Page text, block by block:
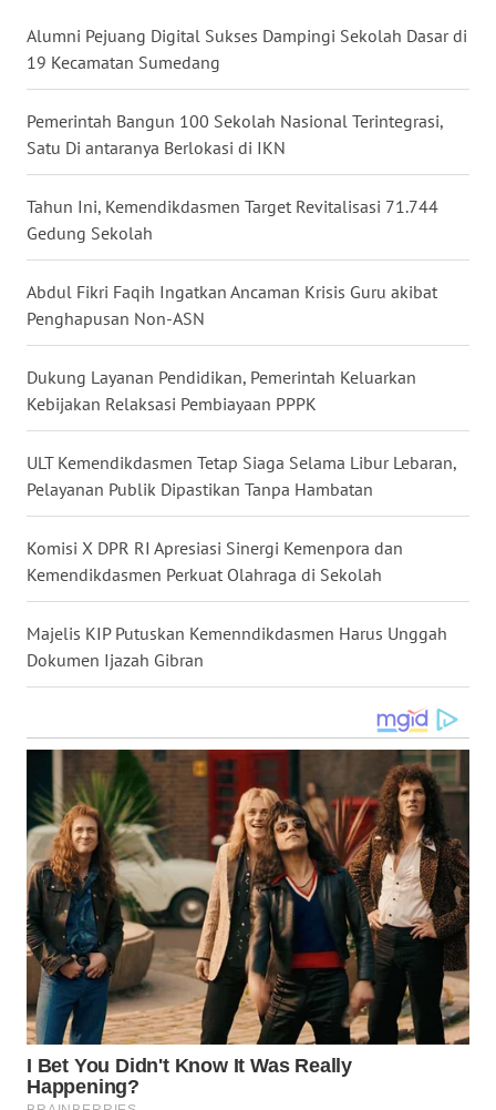
Alumni Pejuang Digital Sukses Dampingi Sekolah Dasar di
19 Kecamatan Sumedang
Pemerintah Bangun 100 Sekolah Nasional Terintegrasi,
Satu Di antaranya Berlokasi di IKN
Tahun Ini, Kemendikdasmen Target Revitalisasi 71.744
Gedung Sekolah
Abdul Fikri Faqih Ingatkan Ancaman Krisis Guru akibat
Penghapusan Non-ASN
Dukung Layanan Pendidikan, Pemerintah Keluarkan
Kebijakan Relaksasi Pembiayaan PPPK
ULT Kemendikdasmen Tetap Siaga Selama Libur Lebaran,
Pelayanan Publik Dipastikan Tanpa Hambatan
Komisi X DPR RI Apresiasi Sinergi Kemenpora dan
Kemendikdasmen Perkuat Olahraga di Sekolah
Majelis KIP Putuskan Kemenndikdasmen Harus Unggah
Dokumen Ijazah Gibran
WN
BABEL
WN
SUMBAR
WN
SUMSEL
BENGKULU
LAMPUNG
JATENG
NUSANTARA
WN
JOGJA
WN
BALI
WN
KALBAR
WN
KALTENG
WN
KALTARA
WN